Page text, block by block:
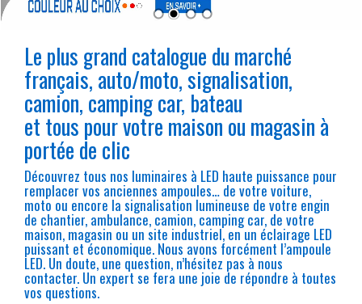
Le plus grand catalogue du marché
français, auto/moto, signalisation,
camion, camping car, bateau
et tous pour votre maison ou magasin à
portée de clic
Découvrez tous nos luminaires à LED haute puissance pour
remplacer vos anciennes ampoules… de votre voiture,
moto ou encore la signalisation lumineuse de votre engin
de chantier, ambulance, camion, camping car, de votre
maison, magasin ou un site industriel, en un éclairage LED
puissant et économique. Nous avons forcément l’ampoule
LED. Un doute, une question, n’hésitez pas à nous
contacter. Un expert se fera une joie de répondre à toutes
vos questions.